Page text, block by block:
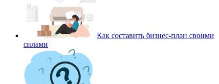
Как составить бизнес-план своими
силами